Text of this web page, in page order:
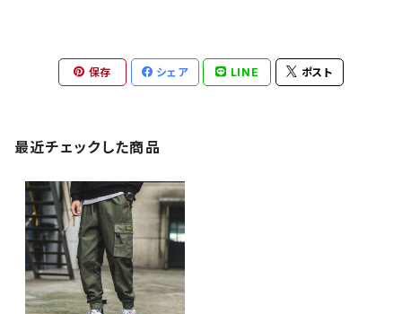
保存 シェア LINE ポスト
最近チェックした商品